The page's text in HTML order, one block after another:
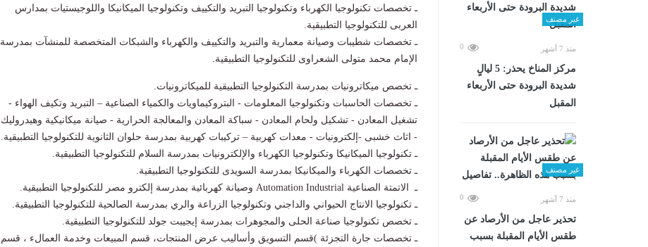
غير مصنف
منذ 7 أشهر 0
مركز المناخ يحذر: 5 ليالٍ
شديدة البرودة حتى الأربعاء
المقبل
غير مصنف
منذ 7 أشهر 0
تحذير عاجل من الأرصاد عن
طقس الأيام المقبلة بسبب
ـ تخصصات تكنولوجيا الكهرباء وتكنولوجيا التبريد والتكييف وتكنولوجيا الميكانيكا واللوجيستيات بمدارس
العربى للتكنولوجيا التطبيقية.
ـ تخصصات شطيبات وصيانة معمارية والتبريد والتكييف والكهرباء والشبكات المتخصصة للمنشآت بمدرسة
الإمام محمد متولى الشعراوى للتكنولوجيا التطبيقية.
ـ تخصص ميكاترونيات بمدرسة التكنولوجيا التطبيقية للميكاترونيات.
ـ تخصصات الحاسبات وتكنولوجيا المعلومات - البتروكيماويات والكمياء الصناعية – التبريد وتكيف الهواء -
تشغيل المعادن - تشكيل ولحام المعادن - سباكة المعادن والمعالجة الحرارية - صيانة ميكانيكية وهيدروليك
- اثاث خشبى -إلكترونيات - معدات كهربية – تركيبات كهربية بمدرسة حلوان الثانوية للتكنولوجيا التطبيقية.
ـ تكنولوجيا الميكانيكا وتكنولوجيا الكهرباء والإلكترونيات بمدرسة السلام للتكنولوجيا التطبيقية.
ـ تخصصات الكهرباء والميكانيكا بمدرسة السويدى للتكنولوجيا التطبيقية.
ـ الاتمتة الصناعية Automation Industrial وصيانة كهربائية بمدرسة إلكترو مصر للتكنولوجيا التطبيقية.
ـ تكنولوجيا الانتاج الحيواني والداجني وتكنولوجيا الزراعة والري بمدرسة الصالحية للتكنولوجيا التطبيقية.
ـ تخصص تكنولوجيا صناعة الحلى والمجوهرات بمدرسة إيجيبت جولد للتكنولوجيا التطبيقية.
ـ تخصصات جارة التجزئة )قسم التسويق وأساليب عرض المنتجات، قسم المبيعات وخدمة العمالء ، قسم